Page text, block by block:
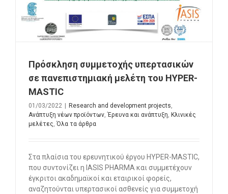
Πρόσκληση συμμετοχής υπερτασικών
σε πανεπιστημιακή μελέτη του HYPER-
MASTIC
01/03/2022 Research and development projects,
Ανάπτυξη νέων προϊόντων,Έρευνα και ανάπτυξη, Κλινικές
μελέτες, Όλα τα άρθρα
Στα πλαίσια του ερευνητικού έργου HYPER-MASTIC,
που συντονίζει η IASIS PHARMA και συμμετέχουν
έγκριτοι ακαδημαϊκοί και εταιρικοί φορείς,
αναζητούνται υπερτασικοί ασθενείς για συμμετοχή